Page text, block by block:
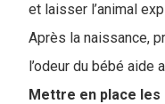
et laisser l’animal
Après la naissance,
l’odeur du bébé aide
Mettre en place les